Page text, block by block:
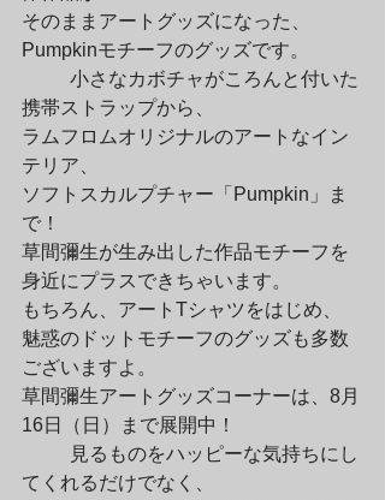
そのままアートグッズになった、
Pumpkinモチーフのグッズです。
携帯ストラップから、
ラムフロムオリジナルのアートなイン
テリア、
ソフトスカルプチャー「Pumpkin」ま
で！
草間彌生が生み出した作品モチーフを
身近にプラスできちゃいます。
もちろん、アートTシャツをはじめ、
魅惑のドットモチーフのグッズも多数
ございますよ。
草間彌生アートグッズコーナーは、8月
16日（日）まで展開中！
てくれるだけでなく、